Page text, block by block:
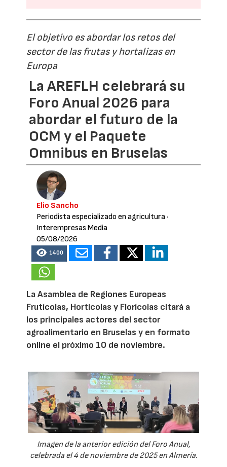
El objetivo es abordar los retos del
sector de las frutas y hortalizas en
Europa
La AREFLH celebrará su
Foro Anual 2026 para
abordar el futuro de la
OCM y el Paquete
Omnibus en Bruselas
Elio Sancho
Periodista especializado en agricultura·
Interempresas Media
05/08/2026
1400
La Asamblea de Regiones Europeas
Frutícolas, Hortícolas y Florícolas citará a
los principales actores del sector
agroalimentario en Bruselas y en formato
online el próximo 10 de noviembre.
Imagen de la anterior edición del Foro Anual,
celebrada el 4 de noviembre de 2025 en Almería.